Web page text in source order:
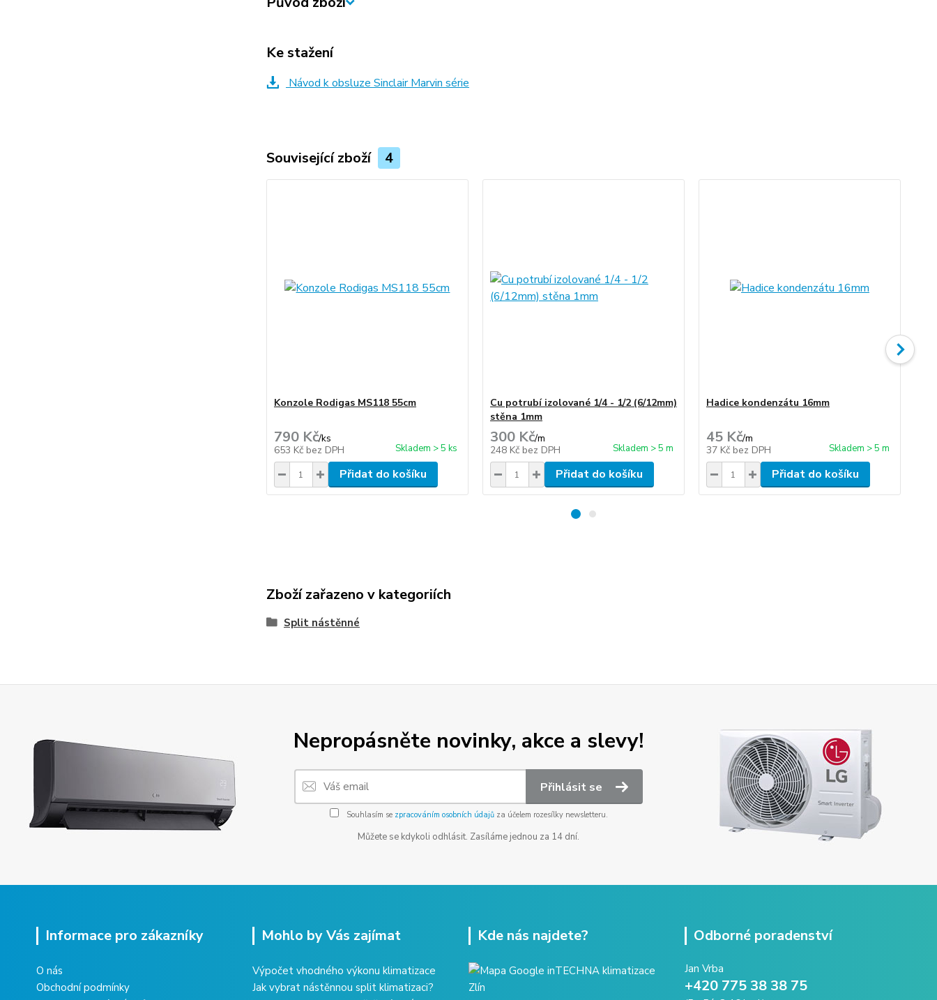
Ke stažení
Návod k obsluze Sinclair Marvin série
Související zboží 4
Konzole Rodigas MS118 55cm
790 Kč/ks
653 Kč bez DPH Skladem > 5 ks
Přidat do košíku
Cu potrubí izolované 1/4 - 1/2 (6/12mm)
stěna 1mm
300 Kč/m
248 Kč bez DPH Skladem > 5 m
Přidat do košíku
Hadice kondenzátu 16mm
45 Kč/m
37 Kč bez DPH Skladem > 5 m
Přidat do košíku
Zboží zařazeno v kategoriích
Split nástěnné
Nepropásněte novinky, akce a slevy!
Přihlásit se
Souhlasím se zpracováním osobních údajůza účelem rozesílky newsletteru.
Můžete se kdykoli odhlásit. Zasíláme jednou za 14 dní.
Informace pro zákazníky
O nás
Obchodní podmínky
Mohlo by Vás zajímat
Výpočet vhodného výkonu klimatizace
Jak vybrat nástěnnou split klimatizaci?
Kde nás najdete? Odborné poradenství
Jan Vrba
+420 775 38 38 75